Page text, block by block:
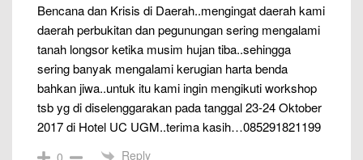
Bencana dan Krisis di Daerah..mengingat daerah kami
daerah perbukitan dan pegunungan sering mengalami
tanah longsor ketika musim hujan tiba..sehingga
sering banyak mengalami kerugian harta benda
bahkan jiwa..untuk itu kami ingin mengikuti workshop
tsb yg di diselenggarakan pada tanggal 23-24 Oktober
2017 di Hotel UC UGM..terima kasih…085291821199
0 Reply